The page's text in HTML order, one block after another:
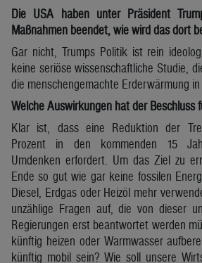
Die USA haben unter Präsident
Maßnahmen beendet, wie wird das dort
Gar nicht, Trumps Politik ist rein
keine seriöse wissenschaftliche Studie,
die menschengemachte Erderwärmung in
Welche Auswirkungen hat der Beschluss
Klar ist, dass eine Reduktion der
Prozent in den kommenden 15
Umdenken erfordert. Um das Ziel zu
Ende so gut wie gar keine fossilen
Diesel, Erdgas oder Heizöl mehr
unzählige Fragen auf, die von dieser
Regierungen erst beantwortet werden
künftig heizen oder Warmwasser
künftig mobil sein? Wie soll unsere